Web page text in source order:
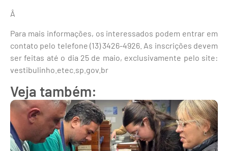
Â
Para mais informações, os interessados podem entrar em
contato pelo telefone (13) 3426-4926. As inscrições devem
ser feitas até o dia 25 de maio, exclusivamente pelo site:
vestibulinho.etec.sp.gov.br
Veja também: